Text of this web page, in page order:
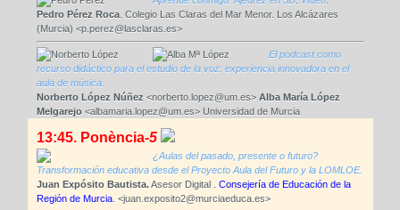
Pedro Pérez Roca. Colegio Las Claras del Mar Menor. Los Alcázares
(Murcia) <p.perez@lasclaras.es>
El podcast como
recurso didáctico para el estudio de la voz: experiencia innovadora en el
aula de música.
Norberto López Núñez <norberto.lopez@um.es> Alba María López
Melgarejo<albamaria.lopez@um.es> Universidad de Murcia
13:45. Ponència-5
¿Aulas del pasado, presente o futuro?
Transformación educativa desde el Proyecto Aula del Futuro y la LOMLOE.
Juan Expósito Bautista.Asesor Digital . Consejería de Educación de la
Región de Murcia. <juan.exposito2@murciaeduca.es>